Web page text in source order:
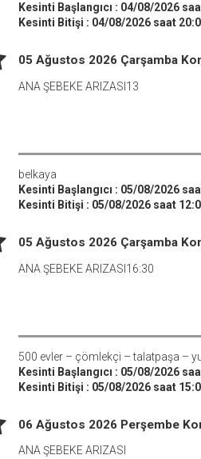
Kesinti Başlangıcı : 04/08/2026
Kesinti Bitişi : 04/08/2026 saat
05 Ağustos 2026 Çarşamba
ANA ŞEBEKE ARIZASI13
belkaya
Kesinti Başlangıcı : 05/08/2026
Kesinti Bitişi : 05/08/2026 saat
05 Ağustos 2026 Çarşamba
ANA ŞEBEKE ARIZASI16:30
500 evler – çömlekçi – talatpaşa –
Kesinti Başlangıcı : 05/08/2026
Kesinti Bitişi : 05/08/2026 saat
06 Ağustos 2026 Perşembe
ANA ŞEBEKE ARIZASI